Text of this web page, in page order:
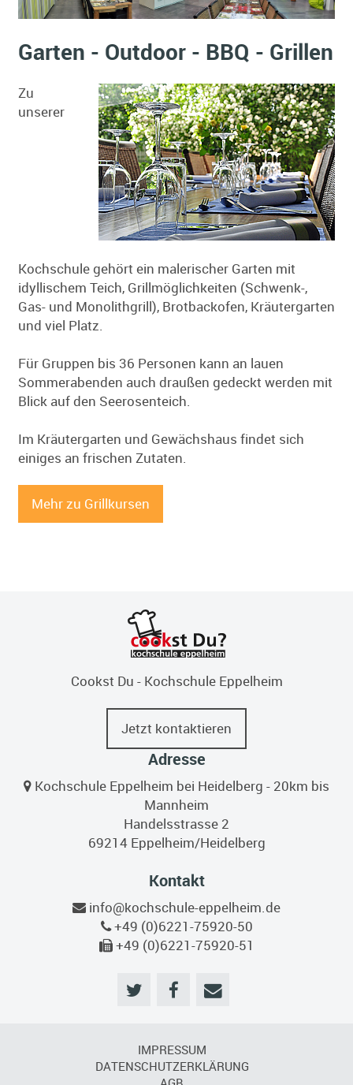
Garten - Outdoor - BBQ - Grillen
Zu
unserer
Kochschule gehört ein malerischer Garten mit
idyllischem Teich, Grillmöglichkeiten (Schwenk-,
Gas- und Monolithgrill), Brotbackofen, Kräutergarten
und viel Platz.
Für Gruppen bis 36 Personen kann an lauen
Sommerabenden auch draußen gedeckt werden mit
Blick auf den Seerosenteich.
Im Kräutergarten und Gewächshaus findet sich
einiges an frischen Zutaten.
Mehr zu Grillkursen
Cookst Du - Kochschule Eppelheim
Jetzt kontaktieren
Adresse
Kochschule Eppelheim bei Heidelberg - 20km bis
Mannheim
Handelsstrasse 2
69214 Eppelheim/Heidelberg
Kontakt
info@kochschule-eppelheim.de
+49 (0)6221-75920-50
+49 (0)6221-75920-51
IMPRESSUM
DATENSCHUTZERKLÄRUNG